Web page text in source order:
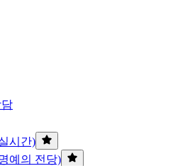
시간)
예의 전당)